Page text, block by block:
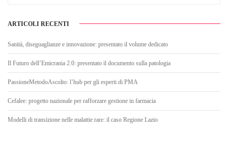
ARTICOLI RECENTI
Sanità, diseguaglianze e innovazione: presentato il volume dedicato
Il Futuro dell’Emicrania 2.0: presentato il documento sulla patologia
PassioneMetodoAscolto: l’hub per gli esperti di PMA
Cefalee: progetto nazionale per rafforzare gestione in farmacia
Modelli di transizione nelle malattie rare: il caso Regione Lazio